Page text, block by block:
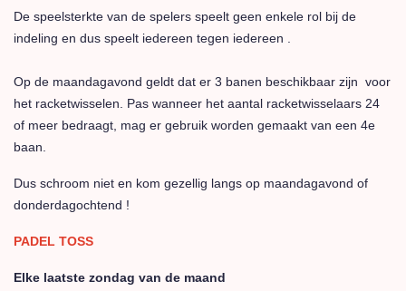
De speelsterkte van de spelers speelt geen enkele rol bij de
indeling en dus speelt iedereen tegen iedereen .
Op de maandagavond geldt dat er 3 banen beschikbaar zijn voor
het racketwisselen. Pas wanneer het aantal racketwisselaars 24
of meer bedraagt, mag er gebruik worden gemaakt van een 4e
baan.
Dus schroom niet en kom gezellig langs op maandagavond of
donderdagochtend !
PADEL TOSS
Elke laatste zondag van de maand